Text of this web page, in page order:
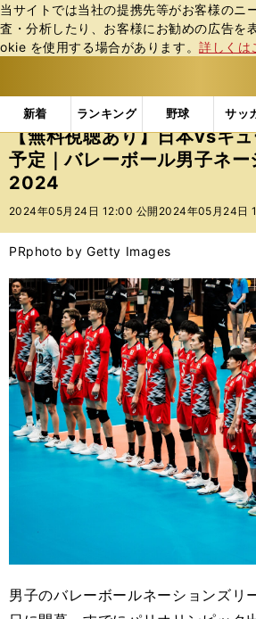
当サイトでは当社の提携先等がお客様のニ
査・分析したり、お客様にお勧めの広告を
okie を使⽤する場合があります。詳しくは
新着 ランキング 野球 サッ
b
ス
ポ
ル
テ
ー
バ
インフォメーション ニュース
【無料視聴あり】日本vsキ
予定｜バレーボール男子ネ
2024
2024年05月24日 12:00 公開 2024年05月24日
PRphoto by Getty Images
男子のバレーボールネーションズリ